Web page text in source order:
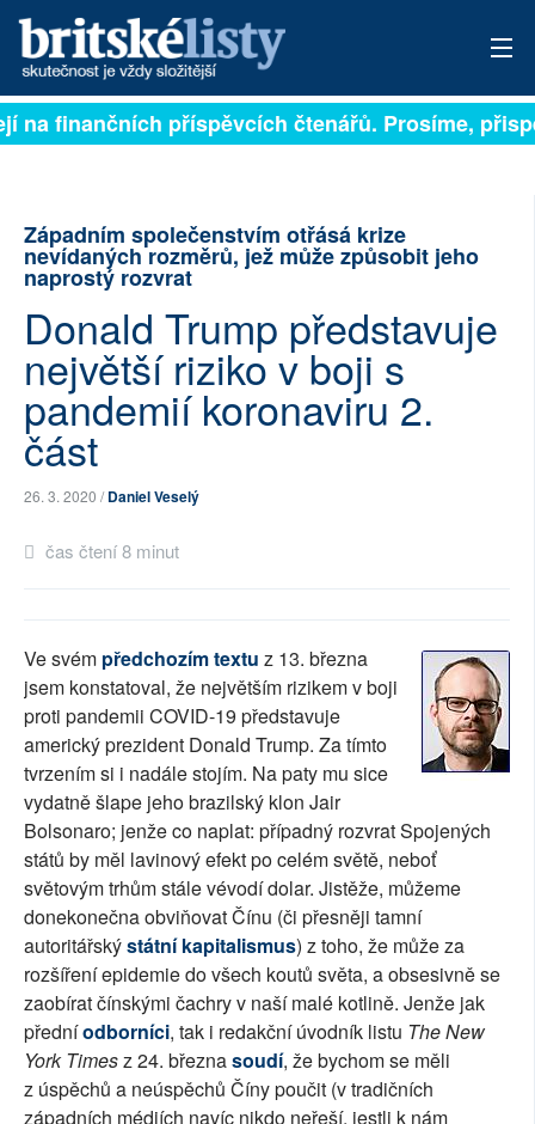
PŘIHLÁSIT
ARCHIV
ROZHOVORY
TÉMATA
NEJČTENĚJŠÍ ZA 7 DNÍ
AUTOŘI
PŘÍSPĚVKY NA PROVOZ
SOCIÁLNÍ SÍTĚ
PLNÁ VERZE STRÁNEK
finančních příspěvcích čtenářů. Prosíme,
Západním společenstvím otřásá krize
nevídaných rozměrů, jež může způsobit jeho
naprostý rozvrat
Donald Trump představuje
největší riziko v boji s
pandemií koronaviru 2.
část
26. 3. 2020 /Daniel Veselý
čas čtení 8 minut
Ve svém předchozím textu z 13. března
jsem konstatoval, že největším rizikem v boji
proti pandemii COVID-19 představuje
americký prezident Donald Trump. Za tímto
tvrzením si i nadále stojím. Na paty mu sice
vydatně šlape jeho brazilský klon Jair
Bolsonaro; jenže co naplat: případný rozvrat Spojených
států by měl lavinový efekt po celém světě, neboť
světovým trhům stále vévodí dolar. Jistěže, můžeme
donekonečna obviňovat Čínu (či přesněji tamní
autoritářskýstátní kapitalismus) z toho, že může za
rozšíření epidemie do všech koutů světa, a obsesivně se
zaobírat čínskými čachry v naší malé kotlině. Jenže jak
předníodborníci, tak i redakční úvodník listu The New
York Timesz 24. březnasoudí, že bychom se měli
z úspěchů a neúspěchů Číny poučit (v tradičních
západních médiích navíc nikdo neřeší, jestli k nám